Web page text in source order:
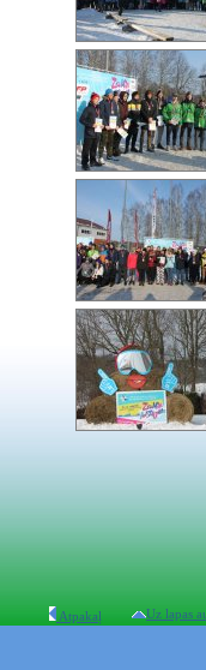
Atpakaļ Uz lapas